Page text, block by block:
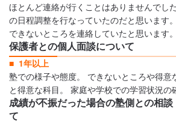
ほとんど連絡が行くことはありませんでし
の日程調整を行なっていたのだと思います
できないところを連絡していたと思います。
保護者との個人面談について
1年以上
塾での様子や態度。 できないところや得意
と得意な科目。 家庭や学校での学習状況の
成績が不振だった場合の塾側との相
て